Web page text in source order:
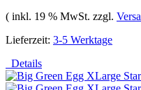
( inkl. 19 % MwSt. zzgl.
Lieferzeit: 3-5 Werktage
Details